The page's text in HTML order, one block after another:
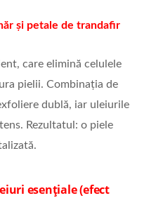
și petale de trandafir
care elimină celulele
pielii. Combinația de
dublă, iar uleiurile
Rezultatul: o piele
esențiale (efect